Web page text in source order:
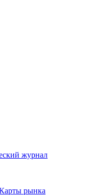
журнал